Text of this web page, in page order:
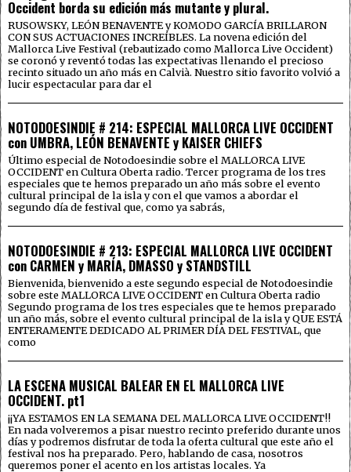
Occident borda su edición más mutante y plural.
RUSOWSKY, LEÓN BENAVENTE y KOMODO GARCÍA BRILLARON
CON SUS ACTUACIONES INCREÍBLES. La novena edición del
Mallorca Live Festival (rebautizado como Mallorca Live Occident)
se coronó y reventó todas las expectativas llenando el precioso
recinto situado un año más en Calvià. Nuestro sitio favorito volvió a
lucir espectacular para dar el
NOTODOESINDIE # 214: ESPECIAL MALLORCA LIVE OCCIDENT
con UMBRA, LEÓN BENAVENTE y KAISER CHIEFS
Último especial de Notodoesindie sobre el MALLORCA LIVE
OCCIDENT en Cultura Oberta radio. Tercer programa de los tres
especiales que te hemos preparado un año más sobre el evento
cultural principal de la isla y con el que vamos a abordar el
segundo día de festival que, como ya sabrás,
NOTODOESINDIE # 213: ESPECIAL MALLORCA LIVE OCCIDENT
con CARMEN y MARÍA, DMASSO y STANDSTILL
Bienvenida, bienvenido a este segundo especial de Notodoesindie
sobre este MALLORCA LIVE OCCIDENT en Cultura Oberta radio
Segundo programa de los tres especiales que te hemos preparado
un año más, sobre el evento cultural principal de la isla y QUE ESTÁ
ENTERAMENTE DEDICADO AL PRIMER DÍA DEL FESTIVAL, que
como
LA ESCENA MUSICAL BALEAR EN EL MALLORCA LIVE
OCCIDENT. pt1
¡¡YA ESTAMOS EN LA SEMANA DEL MALLORCA LIVE OCCIDENT!!
En nada volveremos a pisar nuestro recinto preferido durante unos
días y podremos disfrutar de toda la oferta cultural que este año el
festival nos ha preparado. Pero, hablando de casa, nosotros
queremos poner el acento en los artistas locales. Ya